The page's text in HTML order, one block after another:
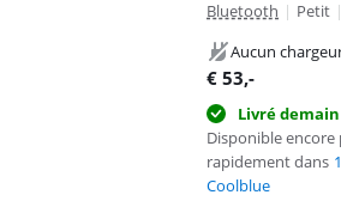
Bluetooth | Petit |
Aucun
€ 53,-
Livré demain
Disponible encore
rapidement dans
Coolblue